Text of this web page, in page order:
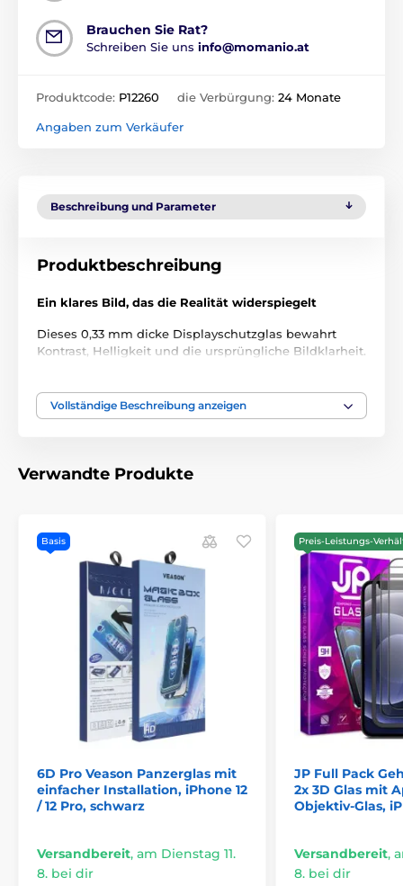
Brauchen Sie Rat?
Schreiben Sie uns info@momanio.at
Produktcode: P12260 die Verbürgung: 24 Monate
Angaben zum Verkäufer
Beschreibung und Parameter
Produktbeschreibung
Ein klares Bild, das die Realität widerspiegelt
Dieses 0,33 mm dicke Displayschutzglas bewahrt
Kontrast, Helligkeit und die ursprüngliche Bildklarheit.
und sorgt für ein sauberes, leicht zu pflegendes
Aussehen.
Display integrierten Fingerabdrucksensor.
Vollständige Beschreibung anzeigen
Verwandte Produkte
Basis
6D Pro Veason Panzerglas mit
einfacher Installation, iPhone 12
/ 12 Pro, schwarz
Versandbereit, am Dienstag 11.
8. bei dir
Preis-Leistungs-
JP Full Pack
2x 3D Glas mit
Objektiv-Glas,
Versandbereit,
8. bei dir